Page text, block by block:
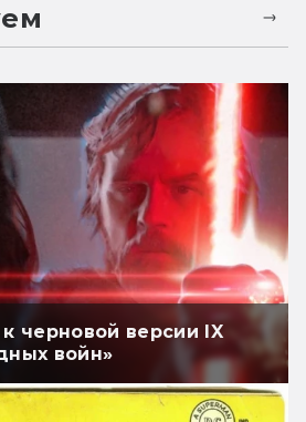
черновой версии IX
войн»